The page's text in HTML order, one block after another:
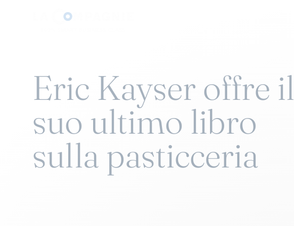
Eric Kayser offre il
suo ultimo libro
sulla pasticceria